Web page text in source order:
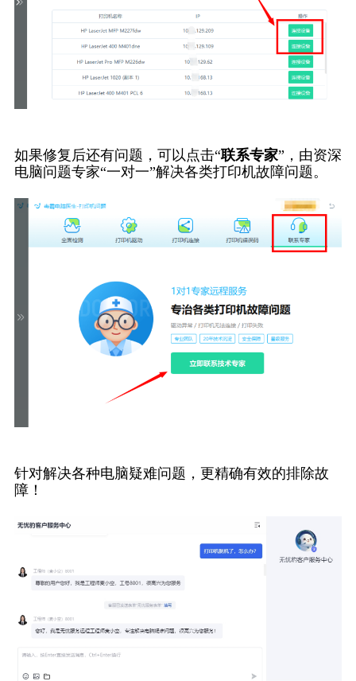
如果修复后还有问题，可以点击“联系专家”，由资深
电脑问题专家“一对一”解决各类打印机故障问题。
针对解决各种电脑疑难问题，更精确有效的排除故
障！